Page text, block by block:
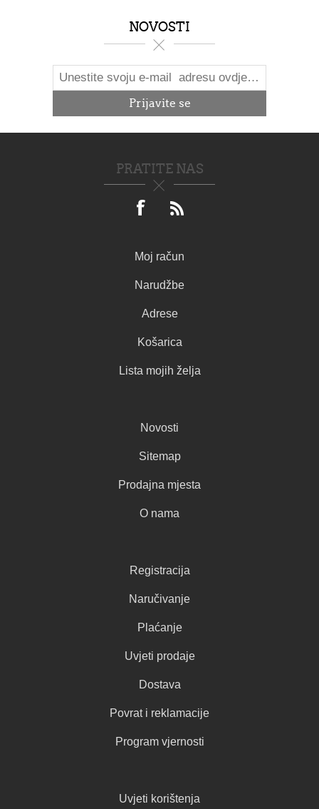
NOVOSTI
PRATITE NAS
Moj račun
Narudžbe
Adrese
Košarica
Lista mojih želja
Novosti
Sitemap
Prodajna mjesta
O nama
Registracija
Naručivanje
Plaćanje
Uvjeti prodaje
Dostava
Povrat i reklamacije
Program vjernosti
Uvjeti korištenja